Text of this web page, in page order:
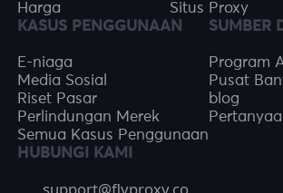
Harga
Situs Proxy
KASUS PENGGUNAAN
E-niaga
Media Sosial
Riset Pasar
Perlindungan Merek
Semua Kasus Penggunaan
SUMBER
Program
Pusat
blog
HUBUNGI KAMI
support@flyproxy.co